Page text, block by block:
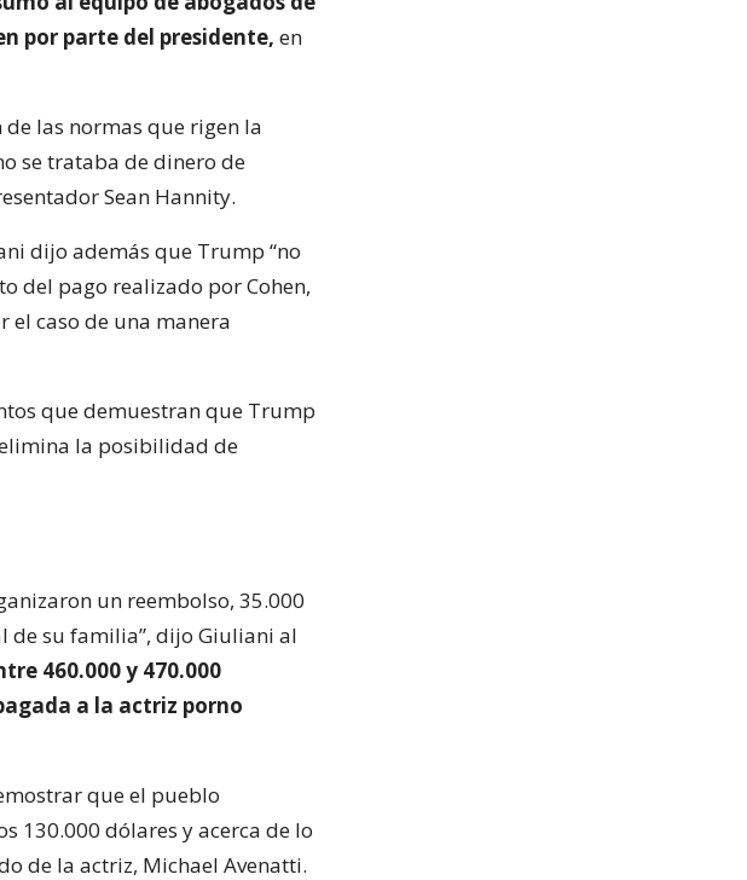
por parte del presidente, en
las normas que rigen la
se trataba de dinero de
Sean Hannity.
dijo además que Trump “no
del pago realizado por Cohen,
el caso de una manera
que demuestran que Trump
la posibilidad de
un reembolso, 35.000
de su familia”, dijo Giuliani al
460.000 y 470.000
a la actriz porno
que el pueblo
130.000 dólares y acerca de lo
de la actriz, Michael Avenatti.